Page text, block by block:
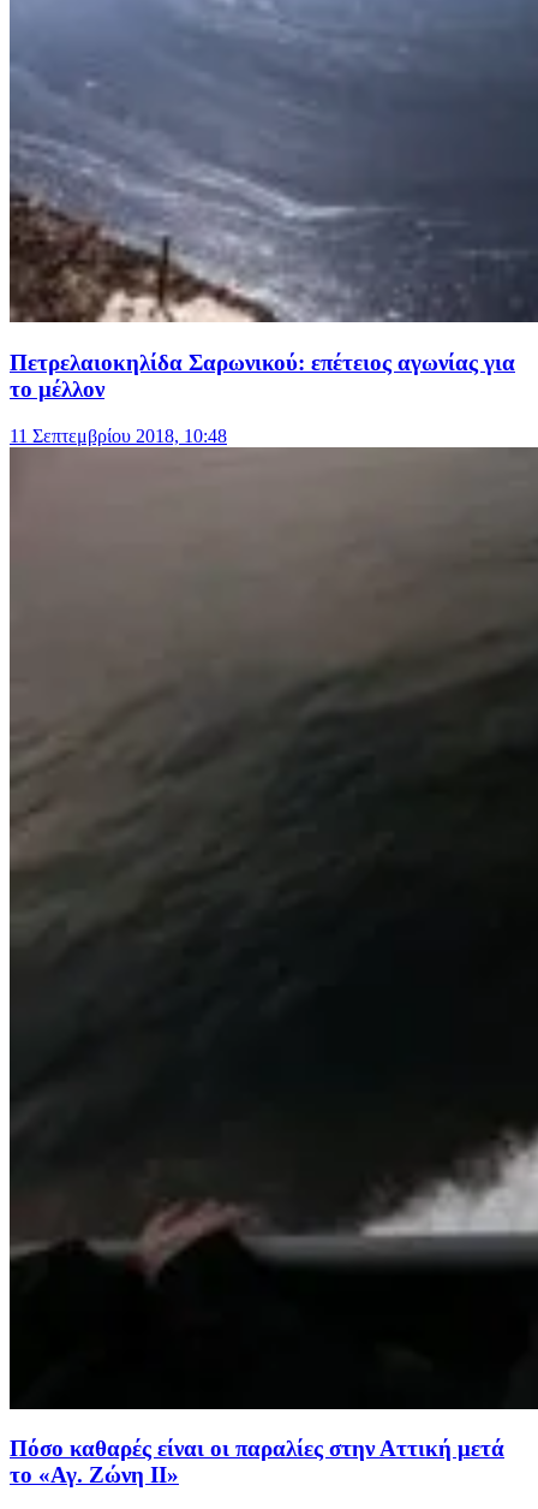
Πετρελαιοκηλίδα Σαρωνικού: επέτειος αγωνίας για
το μέλλον
11 Σεπτεμβρίου 2018, 10:48
Πόσο καθαρές είναι οι παραλίες στην Αττική μετά
το «Αγ. Ζώνη ΙΙ»